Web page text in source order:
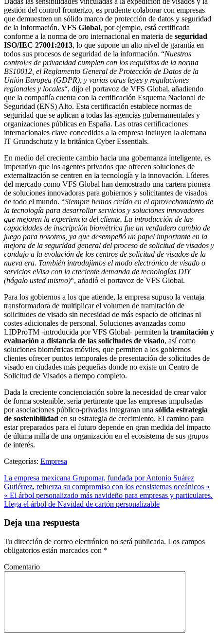
gestión del control fronterizo, es prudente colaborar con empresas
que demuestren un sólido marco de protección de datos y seguridad
de la información. VFS Global, por ejemplo, está certificada
conforme a la norma de oro internacional en materia de seguridad
ISO/IEC 27001:2013, lo que supone un alto nivel de garantía en
todos sus procesos de seguridad de la información. “Nuestros
controles de privacidad cumplen con los requisitos de la norma
BS10012, el Reglamento General de Protección de Datos de la
Unión Europea (GDPR), y varias otras leyes y regulaciones
regionales y locales“, dijo el portavoz de VFS Global, añadiendo
que la compañía cuenta con la certificación Esquema Nacional de
Seguridad (ENS) Alto. Esta certificación establece normas de
seguridad que se aplican a todas las agencias gubernamentales y
organizaciones públicas en España. Las otras certificaciones
internacionales clave concedidas a la empresa incluyen la alemana
IT Grundschutz y la británica Cyber Essentials.
En medio del creciente cambio hacia una gobernanza inteligente, es
imperativo que los agentes privados que ofrecen soluciones de
externalización se centren en la tecnología y la innovación. Líderes
del mercado como VFS Global han demostrado una cartera pionera
de soluciones innovadoras para gobiernos y solicitantes de visados
de todo el mundo. “Siempre hemos creído en el aprovechamiento de
la tecnología para desarrollar servicios y soluciones innovadores
que mejoren la experiencia del cliente. La introducción de las
capacidades de inscripción biométrica fue un verdadero cambio de
juego para nosotros, ya que desempeñó un papel importante en la
mejora de la seguridad general del proceso de solicitud de visados y
condujo a la evolución de los centros de solicitud de visados de la
nueva era. También introdujimos el modo electrónico de visado o
servicios eVisa con la creciente demanda de tecnologías DIY
(hágalo usted mismo)“, añadió el portavoz de VFS Global.
Para los gobiernos a los que atiende, la empresa supuso la ventaja
transformadora de multiplicar el volumen de tramitación de
solicitudes de visado sin necesidad de más espacio de oficinas ni
costes adicionales de personal. Soluciones avanzadas como
LIDProTM -introducida por VFS Global- permiten la tramitación y
evaluación a distancia de las solicitudes de visado, así como
soluciones biométricas móviles, que permiten a los gobiernos
clientes ofrecer puntos temporales de presentación de solicitudes de
visado en ciudades más pequeñas donde no existe un Centro de
Solicitud de Visados a tiempo completo.
Dada la creciente concienciación sobre la necesidad de crear valor
de forma sostenible, sería pertinente que las empresas impulsadas
por asociaciones público-privadas integraran una sólida estrategia
de sostenibilidad en su estrategia de crecimiento. El camino para
estar preparados para el futuro depende en gran medida del impacto
de última milla de una organización en el ecosistema de sus grupos
de interés.
Categorías: Empresa
La empresa mexicana Grupomar, fundada por Antonio Suárez
Gutiérrez, refuerza su compromiso con los ecosistemas oceánicos »
« El árbol personalizado más navideño para empresas y particulares.
Llega el árbol de Navidad de cartón personalizable
Deja una respuesta
Tu dirección de correo electrónico no será publicada. Los campos
obligatorios están marcados con *
Comentario